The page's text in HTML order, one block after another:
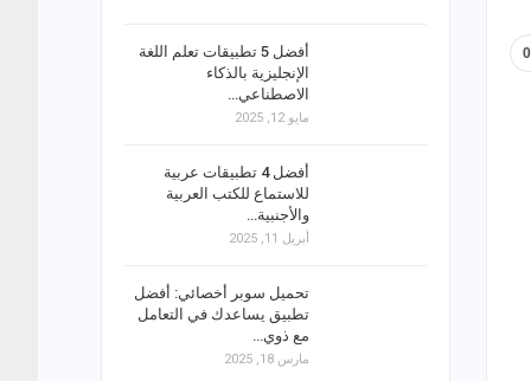
0
أفضل 5 تطبيقات تعلم اللغة
الإنجليزية بالذكاء
الاصطناعي…
مايو 12, 2025
أفضل 4 تطبيقات عربية
للاستماع للكتب العربية
والأجنبية…
أبريل 11, 2025
تحميل سوبر أخصائي: أفضل
تطبيق يساعدك في التعامل
مع ذوي…
مارس 18, 2025